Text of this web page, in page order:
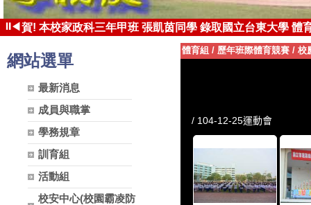
⏸◀賀! 本校家政科三年甲班 張凱茵同學 錄取國立台東大學 體
賀! 本校家政科三年甲班 黃于峰同學 通過乙級女裝技術士
網站選單
最新消息
成員與職掌
學務規章
訓育組
活動組
校安中心(校園霸凌防
體育組 / 歷年班際體育競賽 / 校